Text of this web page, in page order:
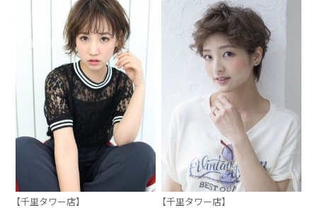
【千里タワー店】
【千里タワー店】